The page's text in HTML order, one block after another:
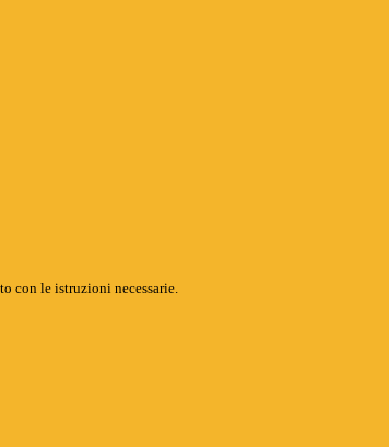
con le istruzioni necessarie.